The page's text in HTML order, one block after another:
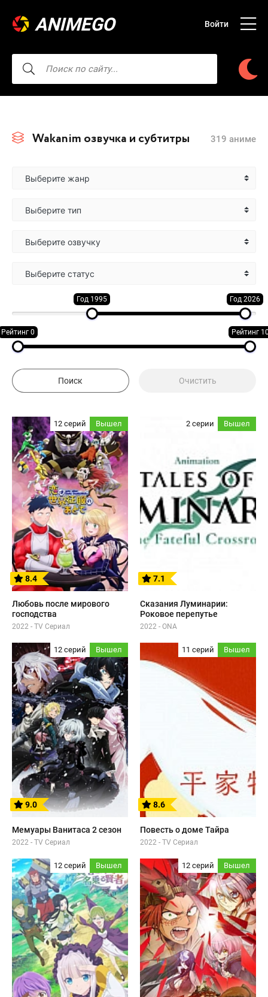
ANIMEGO Войти
Wakanim озвучка и субтитры 319 аниме
Выберите жанр
Выберите тип
Выберите озвучку
Выберите статус
Год 1995 Год 2026
Рейтинг 0 Рейтинг
12 серий Вышел
8.4
Любовь после мирового
господства
2022 - TV Сериал
2 серии Вышел
7.1
Сказания Луминарии:
Роковое перепутье
2022 - ONA
12 серий Вышел
9.0
Мемуары Ванитаса 2 сезон
2022 - TV Сериал
11 серий Вышел
8.6
Повесть о доме Тайра
2022 - TV Сериал
12 серий Вышел 12 серий Вышел